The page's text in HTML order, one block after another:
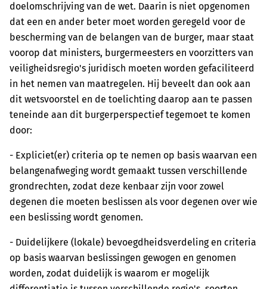
doelomschrijving van de wet. Daarin is niet opgenomen
dat een en ander beter moet worden geregeld voor de
bescherming van de belangen van de burger, maar staat
voorop dat ministers, burgermeesters en voorzitters van
veiligheidsregio's juridisch moeten worden gefaciliteerd
in het nemen van maatregelen. Hij beveelt dan ook aan
dit wetsvoorstel en de toelichting daarop aan te passen
teneinde aan dit burgerperspectief tegemoet te komen
door:
- Expliciet(er) criteria op te nemen op basis waarvan een
belangenafweging wordt gemaakt tussen verschillende
grondrechten, zodat deze kenbaar zijn voor zowel
degenen die moeten beslissen als voor degenen over wie
een beslissing wordt genomen.
- Duidelijkere (lokale) bevoegdheidsverdeling en criteria
op basis waarvan beslissingen gewogen en genomen
worden, zodat duidelijk is waarom er mogelijk